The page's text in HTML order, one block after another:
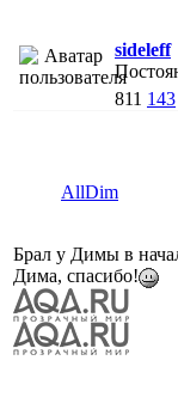
sideleff
811 143
AllDim
Брал у Димы в
Дима, спасибо!